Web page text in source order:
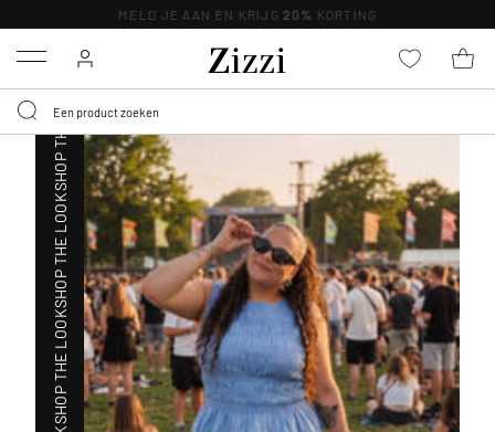
MELD JE AAN EN KRIJG 20% KORTING
Menu
SHOP THE LOOK
SHOP THE LOOK
SHOP THE LOOK